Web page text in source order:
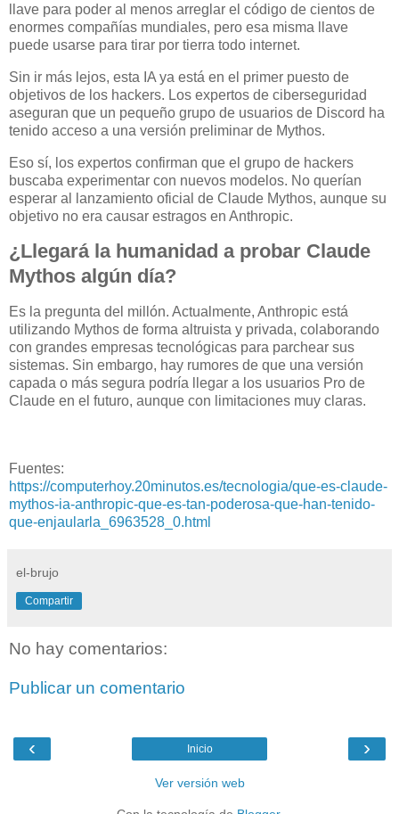
llave para poder al menos arreglar el código de cientos de
enormes compañías mundiales, pero esa misma llave
puede usarse para tirar por tierra todo internet.
Sin ir más lejos, esta IA ya está en el primer puesto de
objetivos de los hackers. Los expertos de ciberseguridad
aseguran que un pequeño grupo de usuarios de Discord ha
tenido acceso a una versión preliminar de Mythos.
Eso sí, los expertos confirman que el grupo de hackers
buscaba experimentar con nuevos modelos. No querían
esperar al lanzamiento oficial de Claude Mythos, aunque su
objetivo no era causar estragos en Anthropic.
¿Llegará la humanidad a probar Claude
Mythos algún día?
Es la pregunta del millón. Actualmente, Anthropic está
utilizando Mythos de forma altruista y privada, colaborando
con grandes empresas tecnológicas para parchear sus
sistemas. Sin embargo, hay rumores de que una versión
capada o más segura podría llegar a los usuarios Pro de
Claude en el futuro, aunque con limitaciones muy claras.
Fuentes:
https://computerhoy.20minutos.es/tecnologia/que-es-claude-
mythos-ia-anthropic-que-es-tan-poderosa-que-han-tenido-
que-enjaularla_6963528_0.html
el-brujo
Compartir
No hay comentarios:
Publicar un comentario
‹ ›
Inicio
Ver versión web